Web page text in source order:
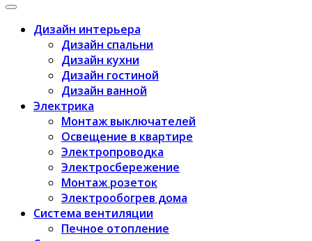
Дизайн интерьера
Дизайн спальни
Дизайн кухни
Дизайн гостиной
Дизайн ванной
Электрика
Монтаж выключателей
Освещение в квартире
Электропроводка
Электросбережение
Монтаж розеток
Электрообогрев дома
Система вентиляции
Печное отопление